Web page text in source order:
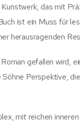
das mit
ist ein Muss für
herausragenden
gefallen wird,
Perspektive,
mit reichen